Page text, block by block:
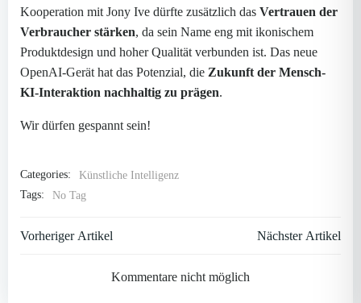
Kooperation mit Jony Ive dürfte zusätzlich das Vertrauen der
Verbraucher stärken, da sein Name eng mit ikonischem
Produktdesign und hoher Qualität verbunden ist. Das neue
OpenAI-Gerät hat das Potenzial, die Zukunft der Mensch-
KI-Interaktion nachhaltig zu prägen.
Wir dürfen gespannt sein!
Categories:
Künstliche Intelligenz
Tags:
No Tag
Post
navigation
Vorheriger Artikel
navigation
Nächster Artikel
Kommentare nicht möglich